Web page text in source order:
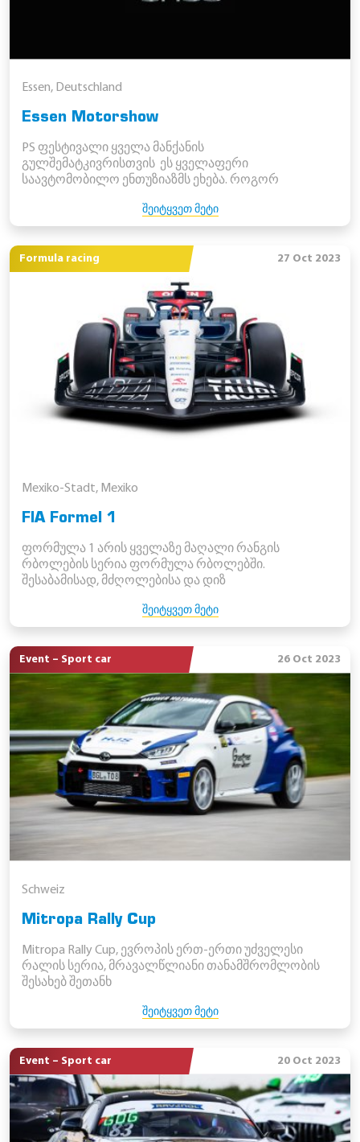
Essen, Deutschland
Essen Motorshow
PS ფესტივალი ყველა მანქანის
გულშემატკივრისთვის ეს ყველაფერი
საავტომობილო ენთუზიაზმს ეხება. როგორ
ᲨᲔᲘᲢᲧᲕᲔᲗ ᲛᲔᲢᲘ
Formula racing 27 Oct 2023
Mexiko-Stadt, Mexiko
FIA Formel 1
ფორმულა 1 არის ყველაზე მაღალი რანგის
რბოლების სერია ფორმულა რბოლებში.
შესაბამისად, მძღოლებისა და დიზ
ᲨᲔᲘᲢᲧᲕᲔᲗ ᲛᲔᲢᲘ
Event – Sport car 26 Oct 2023
Schweiz
Mitropa Rally Cup
Mitropa Rally Cup, ევროპის ერთ-ერთი უძველესი
რალის სერია, მრავალწლიანი თანამშრომლობის
შესახებ შეთანხ
ᲨᲔᲘᲢᲧᲕᲔᲗ ᲛᲔᲢᲘ
Event – Sport car 20 Oct 2023